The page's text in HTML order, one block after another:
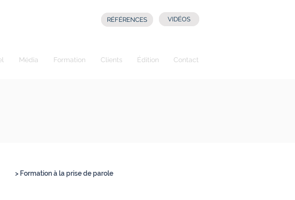
RÉFÉRENCES VIDÉOS
Média Formation Clients Édition Contact
> Formation à la prise de parole